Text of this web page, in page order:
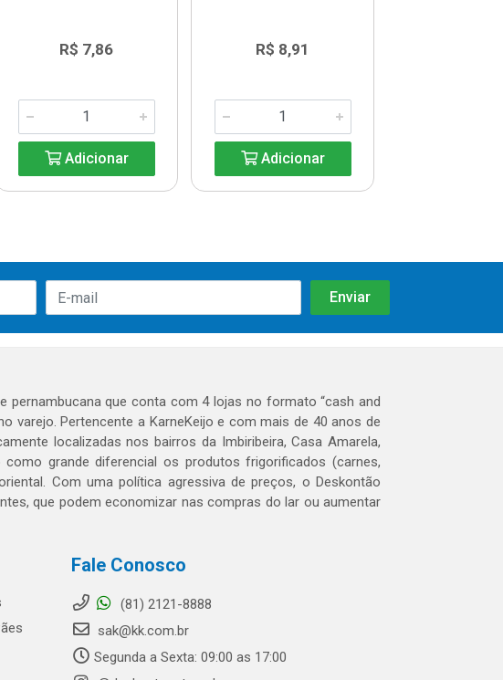
R$ 7,86
Adicionar
R$ 8,91
Adicionar
pernambucana que conta com 4 lojas no formato “cash and
varejo. Pertencente a KarneKeijo e com mais de 40 anos de
localizadas nos bairros da Imbiribeira, Casa Amarela,
grande diferencial os produtos frigorificados (carnes,
Com uma política agressiva de preços, o Deskontão
que podem economizar nas compras do lar ou aumentar
Fale Conosco
(81) 2121-8888
sak@kk.com.br
Segunda a Sexta: 09:00 as 17:00